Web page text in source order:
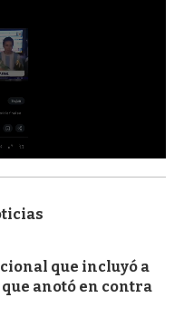
que incluyó a
anotó en contra